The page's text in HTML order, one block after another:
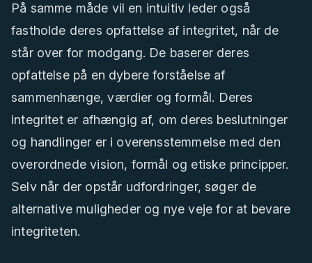
På samme måde vil en intuitiv leder også
fastholde deres opfattelse af integritet, når de
står over for modgang. De baserer deres
opfattelse på en dybere forståelse af
sammenhænge, værdier og formål. Deres
integritet er afhængig af, om deres beslutninger
og handlinger er i overensstemmelse med den
overordnede vision, formål og etiske principper.
Selv når der opstår udfordringer, søger de
alternative muligheder og nye veje for at bevare
integriteten.